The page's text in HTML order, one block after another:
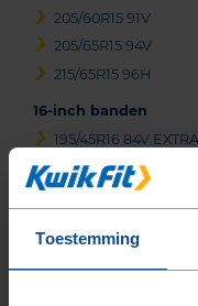
Toestemming
205/60R15 91V
205/65R15 94V
215/65R15 96H
16-inch banden
195/45R16 84V
195/50R16 88V
195/55R16 87H
195/55R16 91H